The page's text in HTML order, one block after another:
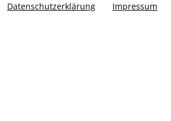
Datenschutzerklärung
Impressum